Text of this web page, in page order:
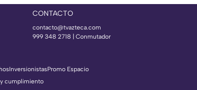
CONTACTO
contacto@tvazteca.com
999 348 2718 | Conmutador
InversionistasPromo Espacio
cumplimiento